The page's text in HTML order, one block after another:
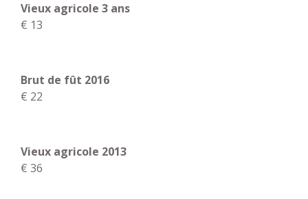
Vieux agricole 3 ans
€ 13
Brut de fût 2016
€ 22
Vieux agricole 2013
€ 36